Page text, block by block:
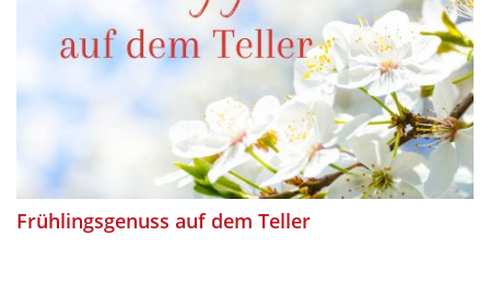
Frühlingsgenuss auf dem Teller